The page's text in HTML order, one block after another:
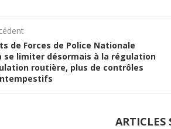
de Forces de Police Nationale
se limiter désormais à la régulation
routière, plus de contrôles
ARTICLES